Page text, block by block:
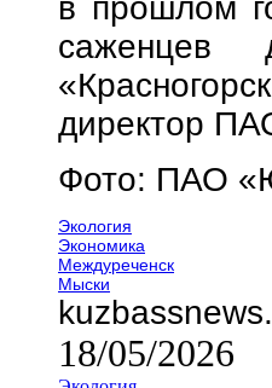
в прошлом
саженцев
директор
Фото: ПАО
Экология
Экономика
Междуреченск
Мыски
18/05/2026